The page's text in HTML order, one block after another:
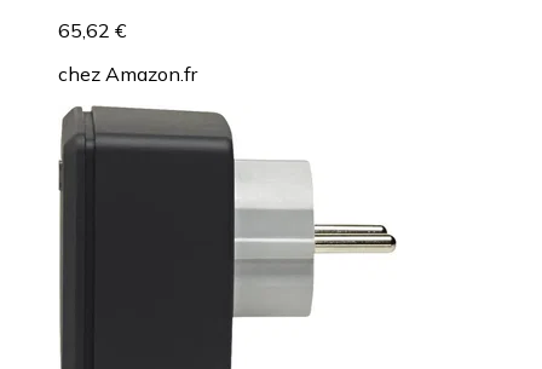
65,62 €
chez Amazon.fr